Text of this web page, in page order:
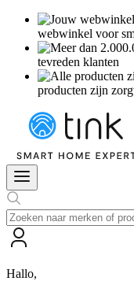
webwinkel voor
tevreden klanten
producten zijn
Hallo,